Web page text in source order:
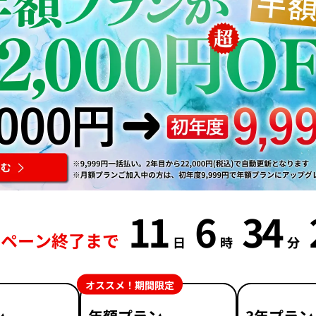
ーン終了まで 11 日 6 時 34 分
オススメ！期間限定